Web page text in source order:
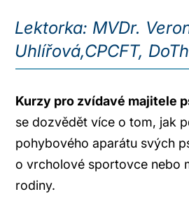
Lektorka: MVDr.
Uhlířová,CPCFT,
Kurzy pro zvídavé majitele
se dozvědět více o tom, jak
pohybového aparátu svých
o vrcholové sportovce nebo
rodiny.